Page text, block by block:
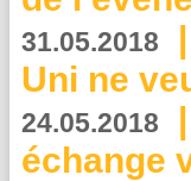
31.05.2018 |
Uni ne
24.05.2018 |
échange